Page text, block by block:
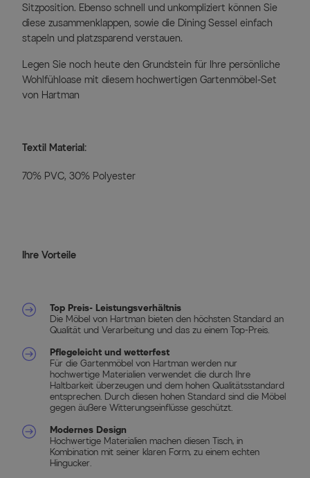
Sitzposition. Ebenso schnell und unkompliziert können Sie
diese zusammenklappen, sowie die Dining Sessel einfach
stapeln und platzsparend verstauen.
Legen Sie noch heute den Grundstein für Ihre persönliche
Wohlfühloase mit diesem hochwertigen Gartenmöbel-Set
von Hartman
Textil Material:
70% PVC, 30% Polyester
Ihre Vorteile
Top Preis- Leistungsverhältnis
Die Möbel von Hartman bieten den höchsten Standard an
Qualität und Verarbeitung und das zu einem Top-Preis.
Pflegeleicht und wetterfest
Für die Gartenmöbel von Hartman werden nur
hochwertige Materialien verwendet die durch Ihre
Haltbarkeit überzeugen und dem hohen Qualitätsstandard
entsprechen. Durch diesen hohen Standard sind die Möbel
gegen äußere Witterungseinflüsse geschützt.
Modernes Design
Hochwertige Materialien machen diesen Tisch, in
Kombination mit seiner klaren Form, zu einem echten
Hingucker.